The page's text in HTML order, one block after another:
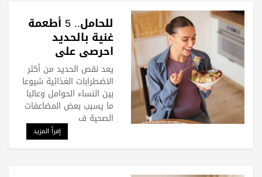
للحامل.. 5 أطعمة
غنية بالحديد
احرصي على
تناولها
يعد نقص الحديد من أكثر
الاضطرابات الغذائية شيوعا
بين النساء الحوامل وعالبا
ما يسبب بعض المضاعفات
الصحية ف
إقرأ المزيد